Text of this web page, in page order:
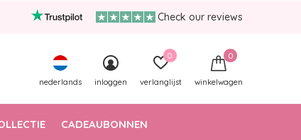
CADEAUBONNEN
nederlands inloggen verlanglijst
0
winkelwagen
0
Check our reviews